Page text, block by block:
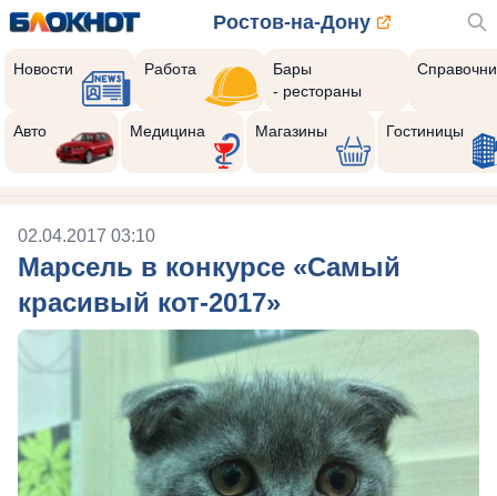
Ростов-на-Дону
Новости Работа
Бары
- рестораны
Авто Медицина Магазины Гостиницы
02.04.2017 03:10
Марсель в конкурсе «Самый
красивый кот-2017»